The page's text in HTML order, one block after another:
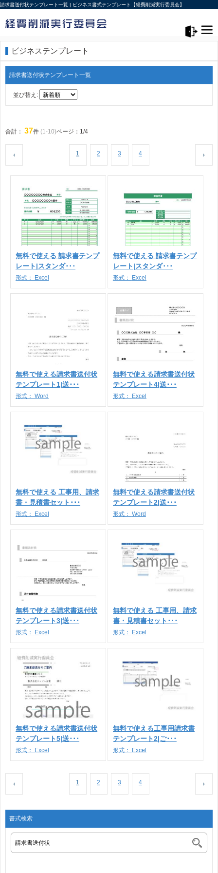
請求書送付状テンプレート一覧 | ビジネス書式テンプレート【経費削減実行委員会】
ビジネステンプレート
請求書送付状テンプレート一覧
並び替え:
合計： 37件 (1-10)ページ：1/4
1 2 3 4
無料で使える 請求書テンプ
レート|スタンダ･･･
形式： Excel
無料で使える 請求書テンプ
レート|スタンダ･･･
形式： Excel
無料で使える請求書送付状
テンプレート1|送･･･
形式： Word
無料で使える請求書送付状
テンプレート4|送･･･
形式： Excel
無料で使える 工事用、請求
書・見積書セット･･･
形式： Excel
無料で使える請求書送付状
テンプレート2|送･･･
形式： Word
無料で使える請求書送付状
テンプレート3|送･･･
形式： Excel
無料で使える 工事用、請求
書・見積書セット･･･
形式： Excel
無料で使える請求書送付状
テンプレート5|送･･･
形式： Excel
無料で使える工事用請求書
テンプレート2|ご･･･
形式： Excel
1 2 3 4
書式検索